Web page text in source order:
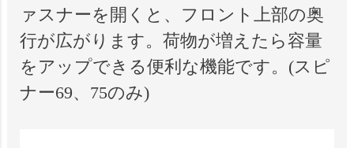
ァスナーを開くと、フロント上部の奥
行が広がります。荷物が増えたら容量
をアップできる便利な機能です。(スピ
ナー69、75のみ)